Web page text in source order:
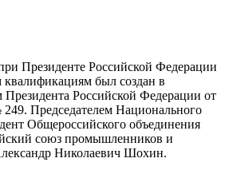
Президенте Российской Федерации
был создан в
Президента Российской Федерации от
Председателем Национального
Общероссийского объединения
союз промышленников и
Николаевич Шохин.